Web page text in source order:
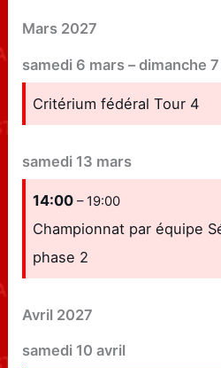
Mars 2027
samedi 6 mars –dimanche 7
Critérium fédéral Tour 4
samedi 13 mars
14:00– 19:00
Championnat par équipe
phase 2
Avril 2027
samedi 10 avril